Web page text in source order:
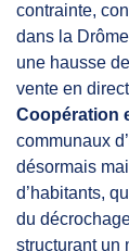
contrainte,
dans la
une hausse
vente en
Coopération
communaux
désormais
d’habitants,
du
structurant un